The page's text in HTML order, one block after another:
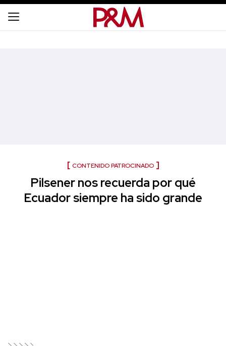
CONTENIDO PATROCINADO
Pilsener nos recuerda por qué
Ecuador siempre ha sido grande